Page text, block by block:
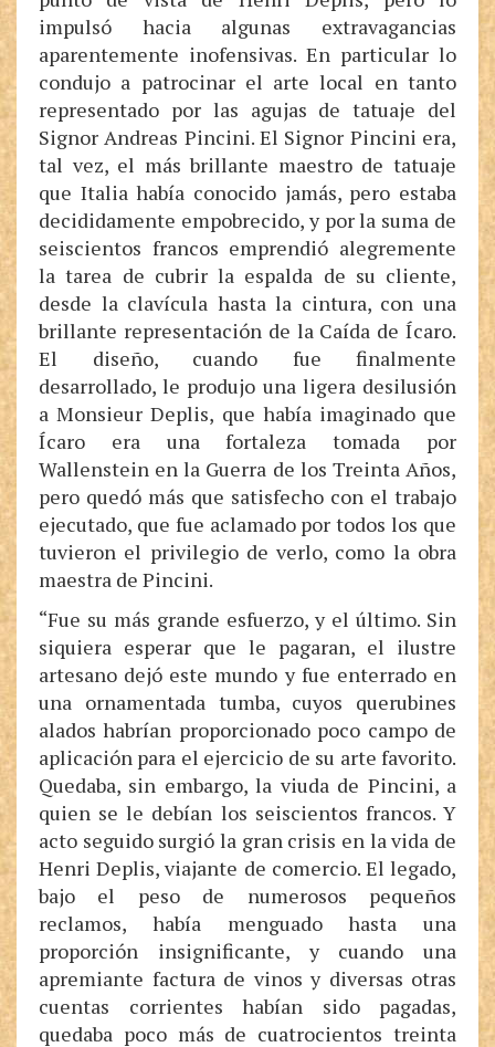
impulsó hacia algunas extravagancias
aparentemente inofensivas. En particular lo
condujo a patrocinar el arte local en tanto
representado por las agujas de tatuaje del
Signor Andreas Pincini. El Signor Pincini era,
tal vez, el más brillante maestro de tatuaje
que Italia había conocido jamás, pero estaba
decididamente empobrecido, y por la suma de
seiscientos francos emprendió alegremente
la tarea de cubrir la espalda de su cliente,
desde la clavícula hasta la cintura, con una
brillante representación de la Caída de Ícaro.
El diseño, cuando fue finalmente
desarrollado, le produjo una ligera desilusión
a Monsieur Deplis, que había imaginado que
Ícaro era una fortaleza tomada por
Wallenstein en la Guerra de los Treinta Años,
pero quedó más que satisfecho con el trabajo
ejecutado, que fue aclamado por todos los que
tuvieron el privilegio de verlo, como la obra
maestra de Pincini.
“Fue su más grande esfuerzo, y el último. Sin
siquiera esperar que le pagaran, el ilustre
artesano dejó este mundo y fue enterrado en
una ornamentada tumba, cuyos querubines
alados habrían proporcionado poco campo de
aplicación para el ejercicio de su arte favorito.
Quedaba, sin embargo, la viuda de Pincini, a
quien se le debían los seiscientos francos. Y
acto seguido surgió la gran crisis en la vida de
Henri Deplis, viajante de comercio. El legado,
bajo el peso de numerosos pequeños
reclamos, había menguado hasta una
proporción insignificante, y cuando una
apremiante factura de vinos y diversas otras
cuentas corrientes habían sido pagadas,
quedaba poco más de cuatrocientos treinta